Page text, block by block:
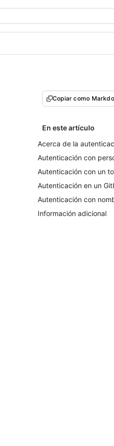
Copiar como
En este artículo
Acerca de la
Autenticación con
Autenticación con un
Autenticación en un
Autenticación con
Información adicional